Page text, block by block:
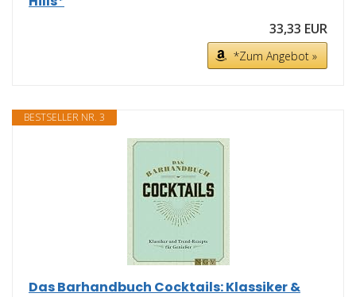
33,33 EUR
*Zum Angebot »
BESTSELLER NR. 3
Das Barhandbuch Cocktails: Klassiker &